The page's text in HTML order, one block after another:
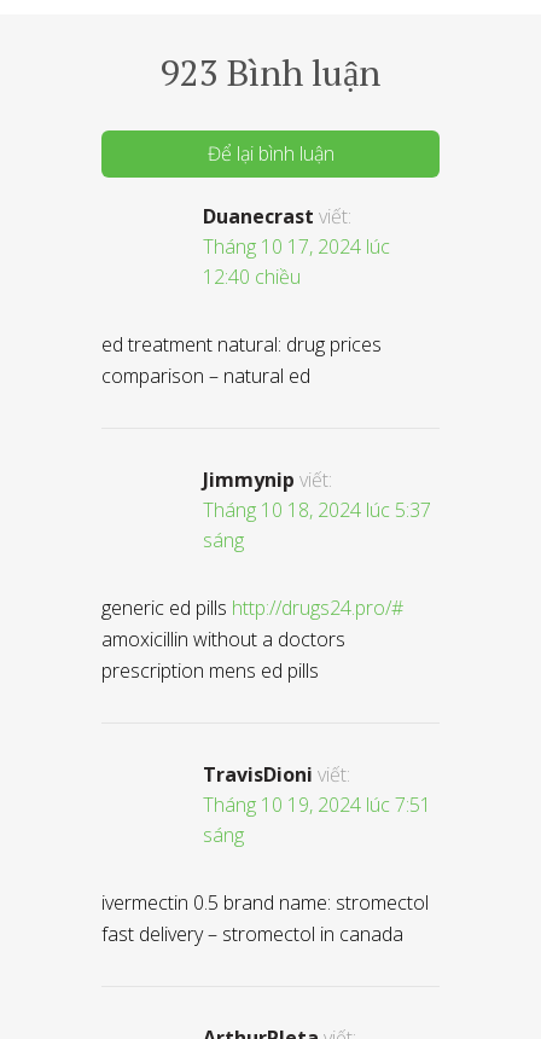
923 Bình luận
Để lại bình luận
Duanecrast viết:
Tháng 10 17, 2024 lúc
12:40 chiều
ed treatment natural: drug prices
comparison – natural ed
Jimmynip viết:
Tháng 10 18, 2024 lúc 5:37
sáng
generic ed pills http://drugs24.pro/#
amoxicillin without a doctors
prescription mens ed pills
TravisDioni viết:
Tháng 10 19, 2024 lúc 7:51
sáng
ivermectin 0.5 brand name: stromectol
fast delivery – stromectol in canada